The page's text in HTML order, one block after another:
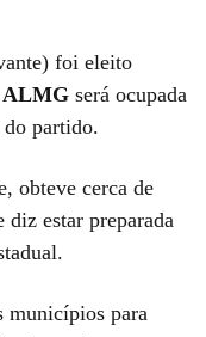
foi eleito
ALMG será ocupada
partido.
obteve cerca de
diz estar preparada
municípios para